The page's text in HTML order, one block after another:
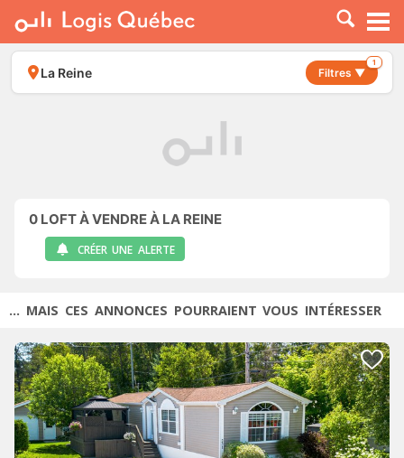
À LOUER
À VENDRE
PLACER UNE ANNONCE
La Reine Filtres ▼
1
0 LOFT À VENDRE À LA REINE
CRÉER UNE ALERTE
... MAIS CES ANNONCES POURRAIENT VOUS INTÉRESSER